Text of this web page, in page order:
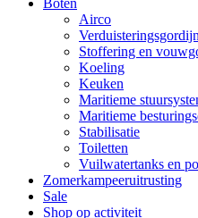
Boten
Airco
Stoffering en
Koeling
Keuken
Maritieme
Maritieme
Stabilisatie
Toiletten
Vuilwatertanks en
Zomerkampeeruitrusting
Sale
Shop op activiteit